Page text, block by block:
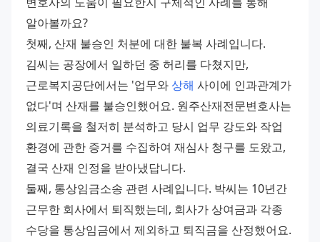
알아볼까요?
첫째, 산재 불승인 처분에 대한 불복 사례입니다.
김씨는 공장에서 일하던 중 허리를 다쳤지만,
근로복지공단에서는 '업무와 상해 사이에 인과관계가
없다'며 산재를 불승인했어요. 원주산재전문변호사는
의료기록을 철저히 분석하고 당시 업무 강도와 작업
환경에 관한 증거를 수집하여 재심사 청구를 도왔고,
결국 산재 인정을 받아냈답니다.
둘째, 통상임금소송 관련 사례입니다. 박씨는 10년간
근무한 회사에서 퇴직했는데, 회사가 상여금과 각종
수당을 통상임금에서 제외하고 퇴직금을 산정했어요.